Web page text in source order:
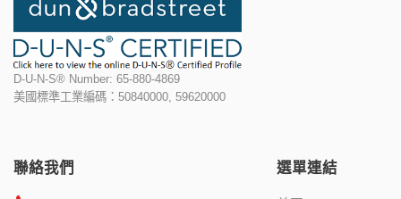
D-U-N-S® Number: 65-880-4869
美國標準工業編碼：50840000, 59620000
聯絡我們 選單連結